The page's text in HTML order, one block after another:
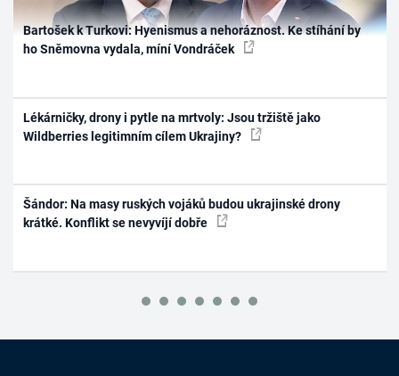
Bartošek k Turkovi: Hyenismus a nehoráznost. Ke stíhání by
ho Sněmovna vydala, míní Vondráček
Lékárničky, drony i pytle na mrtvoly: Jsou tržiště jako
Wildberries legitimním cílem Ukrajiny?
Šándor: Na masy ruských vojáků budou ukrajinské drony
krátké. Konflikt se nevyvíjí dobře